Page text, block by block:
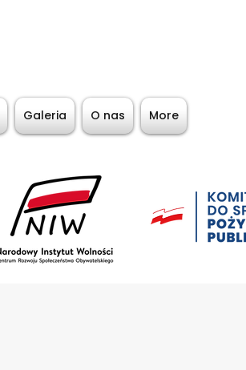
Galeria O nas More